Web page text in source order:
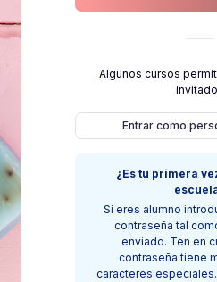
Algunos cursos
Entrar como
¿Es tu primera
Si eres alumno
contraseña tal
enviado. Ten en
contraseña tiene
caracteres